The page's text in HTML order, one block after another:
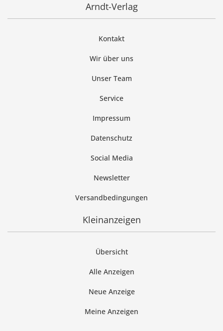
Arndt-Verlag
Kontakt
Wir über uns
Unser Team
Service
Impressum
Datenschutz
Social Media
Newsletter
Versandbedingungen
Kleinanzeigen
Übersicht
Alle Anzeigen
Neue Anzeige
Meine Anzeigen